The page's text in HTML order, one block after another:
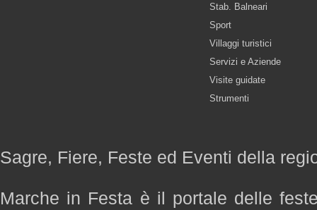
Stab. Balneari
Sport
Villaggi turistici
Servizi e Aziende
Visite guidate
Strumenti
Sagre, Fiere, Feste ed Eventi della
Marche in Festa è il portale delle